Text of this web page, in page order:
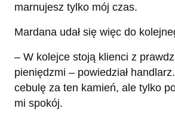
marnujesz tylko mój czas.
Mardana udał się więc do
– W kolejce stoją klienci z
pieniędzmi – powiedział
cebulę za ten kamień, ale tylko
mi spokój.